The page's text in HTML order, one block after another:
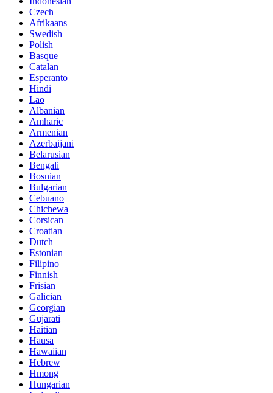
Czech
Afrikaans
Swedish
Polish
Basque
Catalan
Esperanto
Hindi
Lao
Albanian
Amharic
Armenian
Azerbaijani
Belarusian
Bengali
Bosnian
Bulgarian
Cebuano
Chichewa
Corsican
Croatian
Dutch
Estonian
Filipino
Finnish
Frisian
Galician
Georgian
Gujarati
Haitian
Hausa
Hawaiian
Hebrew
Hmong
Hungarian